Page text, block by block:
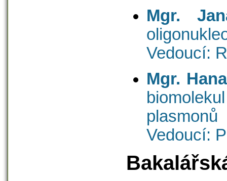
Mgr.
Vedoucí:
Mgr.
plasmonů
Vedoucí: